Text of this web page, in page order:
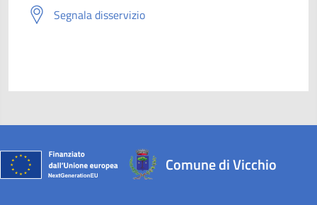
Segnala disservizio
Comune di Vicchio